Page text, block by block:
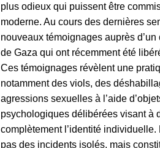
plus odieux qui puissent être
moderne. Au cours des dernières
nouveaux témoignages auprès
de Gaza qui ont récemment été
Ces témoignages révèlent une
notamment des viols, des
agressions sexuelles à l’aide
psychologiques délibérées visant à
complètement l’identité
pas des incidents isolés, mais